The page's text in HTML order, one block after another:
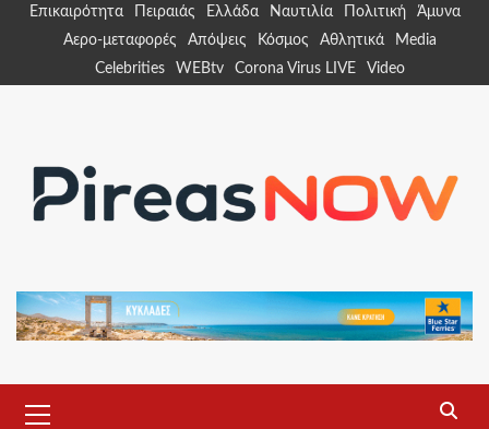
Επικαιρότητα Πειραιάς Ελλάδα Ναυτιλία Πολιτική
Άμυνα
Αερο-μεταφορές
Απόψεις Κόσμος Αθλητικά
Media
Celebrities
WEBtv Corona Virus LIVE Video
Menu